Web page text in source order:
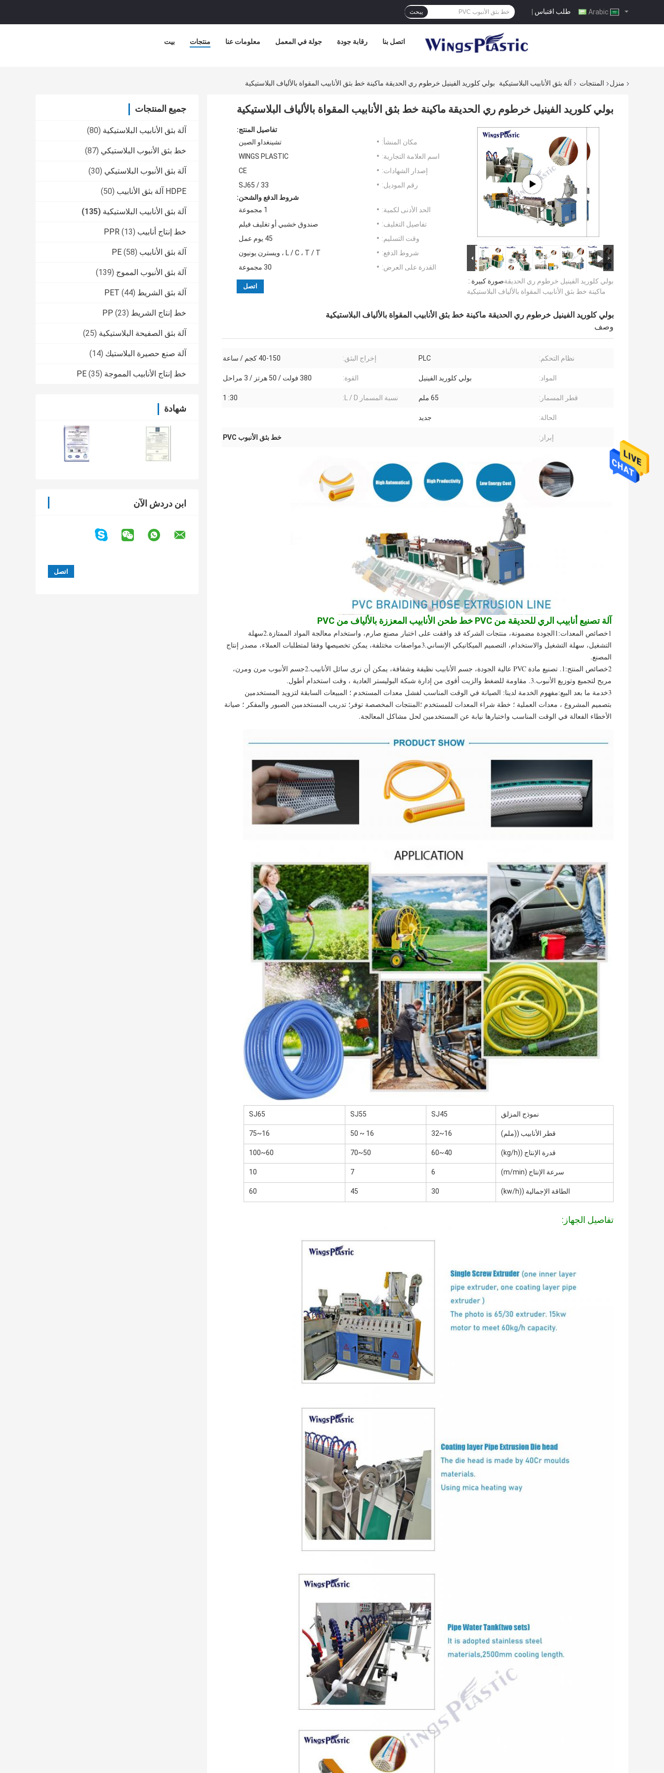
طلب اقتباس | يبحث
بيت منتجات معلومات عنا جولة في المعمل رقابة جودة اتصل بنا
منزل المنتجات آلة بثق الأنابيب البلاستيكية بولي كلوريد الفينيل خرطوم ري الحديقة ماكينة خط بثق الأنابيب المقواة بالألياف البلاستيكية
جميع المنتجات
آلة بثق الأنابيب البلاستيكية (80)
خط بثق الأنبوب البلاستيكي (87)
آلة بثق الأنبوب البلاستيكي (30)
HDPE آلة بثق الأنابيب (50)
آلة بثق الأنابيب البلاستيكية (135)
خط إنتاج أنابيب PPR (13)
آلة بثق الأنابيب PE (58)
آلة بثق الأنبوب المموج (139)
آلة بثق الشريط PET (44)
خط إنتاج الشريط PP (23)
آلة بثق الصفيحة البلاستيكية (25)
آلة صنع حصيرة البلاستيك (14)
خط إنتاج الأنابيب المموجة PE (35)
شهادة
ابن دردش الآن
بولي كلوريد الفينيل خرطوم ري الحديقة ماكينة خط بثق الأنابيب المقواة بالألياف البلاستيكية
صورة كبيرة :بولي كلوريد الفينيل خرطوم ري الحديقة
ماكينة خط بثق الأنابيب المقواة بالألياف البلاستيكية
تفاصيل المنتج:
مكان المنشأ:
تشينغداو الصين
اسم العلامة التجارية:
WINGS PLASTIC
إصدار الشهادات:
CE
رقم الموديل:
SJ65 / 33
شروط الدفع والشحن:
الحد الأدنى لكمية:
1 مجموعة
تفاصيل التغليف:
صندوق خشبي أو تغليف فيلم
وقت التسليم:
45 يوم عمل
شروط الدفع:
L / C ، T / T ، ويسترن يونيون
القدرة على العرض:
30 مجموعة
اتصل
بولي كلوريد الفينيل خرطوم ري الحديقة ماكينة خط بثق الأنابيب المقواة بالألياف البلاستيكية
وصف
نظام التحكم: PLC إخراج البثق: 40-150 كجم / ساعة
المواد: بولي كلوريد الفينيل القوة: 380 فولت / 50 هرتز / 3 مراحل
قطر المسمار: 65 ملم نسبة المسمار L / D: 30: 1
الحالة: جديد
إبراز: خط بثق الأنبوب PVC
آلة تصنيع أنابيب الري للحديقة من PVC خط طحن الأنابيب المعززة بالألياف من PVC
المصنع.
مريح لتجميع وتوزيع الأنبوب.3. مقاومة للضغط والزيت أقوى من إدارة شبكة البوليستر العادية ، وقت استخدام أطول.
الأخطاء الفعالة في الوقت المناسب واختبارها نيابة عن المستخدمين لحل مشاكل المعالجة.
نموذج المزلق SJ45
SJ55
SJ65
قطر الأنابيب ((ملم) 16~32
16 ~ 50
16~75
قدرة الإنتاج ((kg/h) 40~60
50~70
60~100
سرعة الإنتاج (m/min) 6
7
10
الطاقة الإجمالية ((kw/h) 30
45
60
تفاصيل الجهاز: